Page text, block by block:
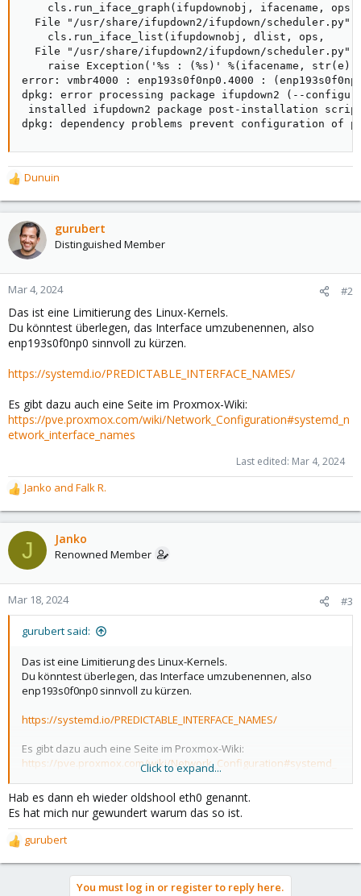
cls.run_iface_graph(ifupdownobj, ifacename, ops,
File "/usr/share/ifupdown2/ifupdown/
    cls.run_iface_list(ifupdownobj, dlist, ops,
File "/usr/share/ifupdown2/ifupdown/
raise Exception('%s : (%s)' %(ifacename,
error: vmbr4000 : enp193s0f0np0.4000 :
dpkg: error processing package ifupdown2 (--
installed ifupdown2 package post-installation
dpkg: dependency problems prevent configuration of
R
e
a
c
t
o
n
:
Dunuin
gurubert
Distinguished Member
Mar 4, 2024 #2
Das ist eine Limitierung des Linux-Kernels.
Du könntest überlegen, das Interface umzubenennen, also
enp193s0f0np0 sinnvoll zu kürzen.
https://systemd.io/PREDICTABLE_INTERFACE_NAMES/
Es gibt dazu auch eine Seite im Proxmox-Wiki:
https://pve.proxmox.com/wiki/Network_Configuration#systemd_n
etwork_interface_names
Last edited: Mar 4, 2024
R
e
a
c
t
o
n
Janko and Falk R.
J Janko
Renowned Member
Mar 18, 2024 #3
gurubert said:
Das ist eine Limitierung des Linux-Kernels.
Du könntest überlegen, das Interface umzubenennen, also
enp193s0f0np0 sinnvoll zu kürzen.
https://systemd.io/PREDICTABLE_INTERFACE_NAMES/
Es gibt dazu auch eine Seite im Proxmox-Wiki:
https://pve.proxmox.com/wiki/Network_Configuration#systemd_
Click to expand...
Hab es dann eh wieder oldshool eth0 genannt.
Es hat mich nur gewundert warum das so ist.
R
e
gurubert
You must log in or register to reply here.